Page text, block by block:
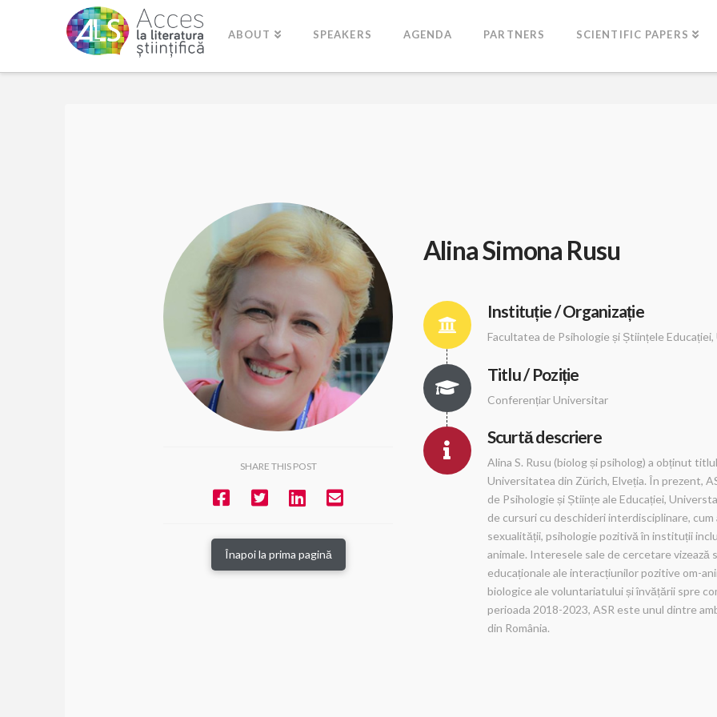
ABOUT SPEAKERS AGENDA PARTNERS SCIENTIFIC PAPERS
SHARE THIS POST
Înapoi la prima pagină
Alina Simona Rusu
Instituție / Organizație
Facultatea de Psihologie și Științele Educației,
Titlu / Poziție
Conferențiar Universitar
Scurtă descriere
Alina S. Rusu (biolog și psiholog) a obținut
Universitatea din Zürich, Elveția. În prezent,
de Psihologie și Științe ale Educației,
de cursuri cu deschideri interdisciplinare,
sexualității, psihologie pozitivă în instituții
animale. Interesele sale de cercetare
educaționale ale interacțiunilor pozitive om-
biologice ale voluntariatului și învățării spre
perioada 2018-2023, ASR este unul dintre
din România.